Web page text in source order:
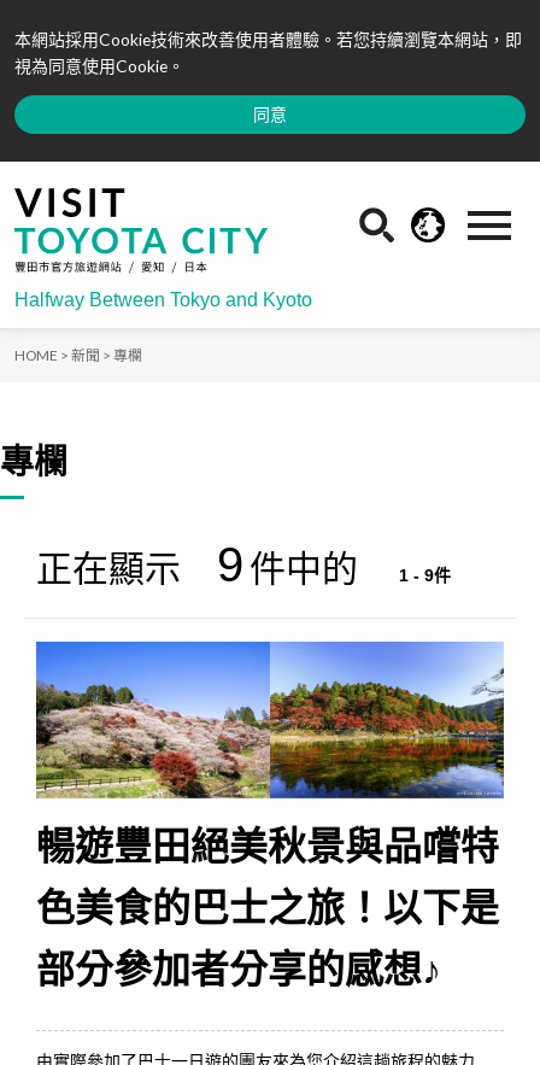
本網站採用Cookie技術來改善使用者體驗。若您持續瀏覽本網站，即
視為同意使用Cookie。
同意
Halfway Between Tokyo and Kyoto
HOME > 新聞 > 專欄
專欄
正在顯示 9 件中的 1 - 9件
暢遊豐田絕美秋景與品嚐特
色美食的巴士之旅！以下是
部分參加者分享的感想♪
由實際參加了巴士一日遊的團友來為您介紹這趟旅程的魅力